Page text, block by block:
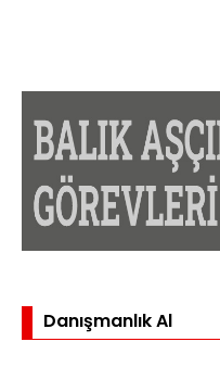
Danışmanlık Al